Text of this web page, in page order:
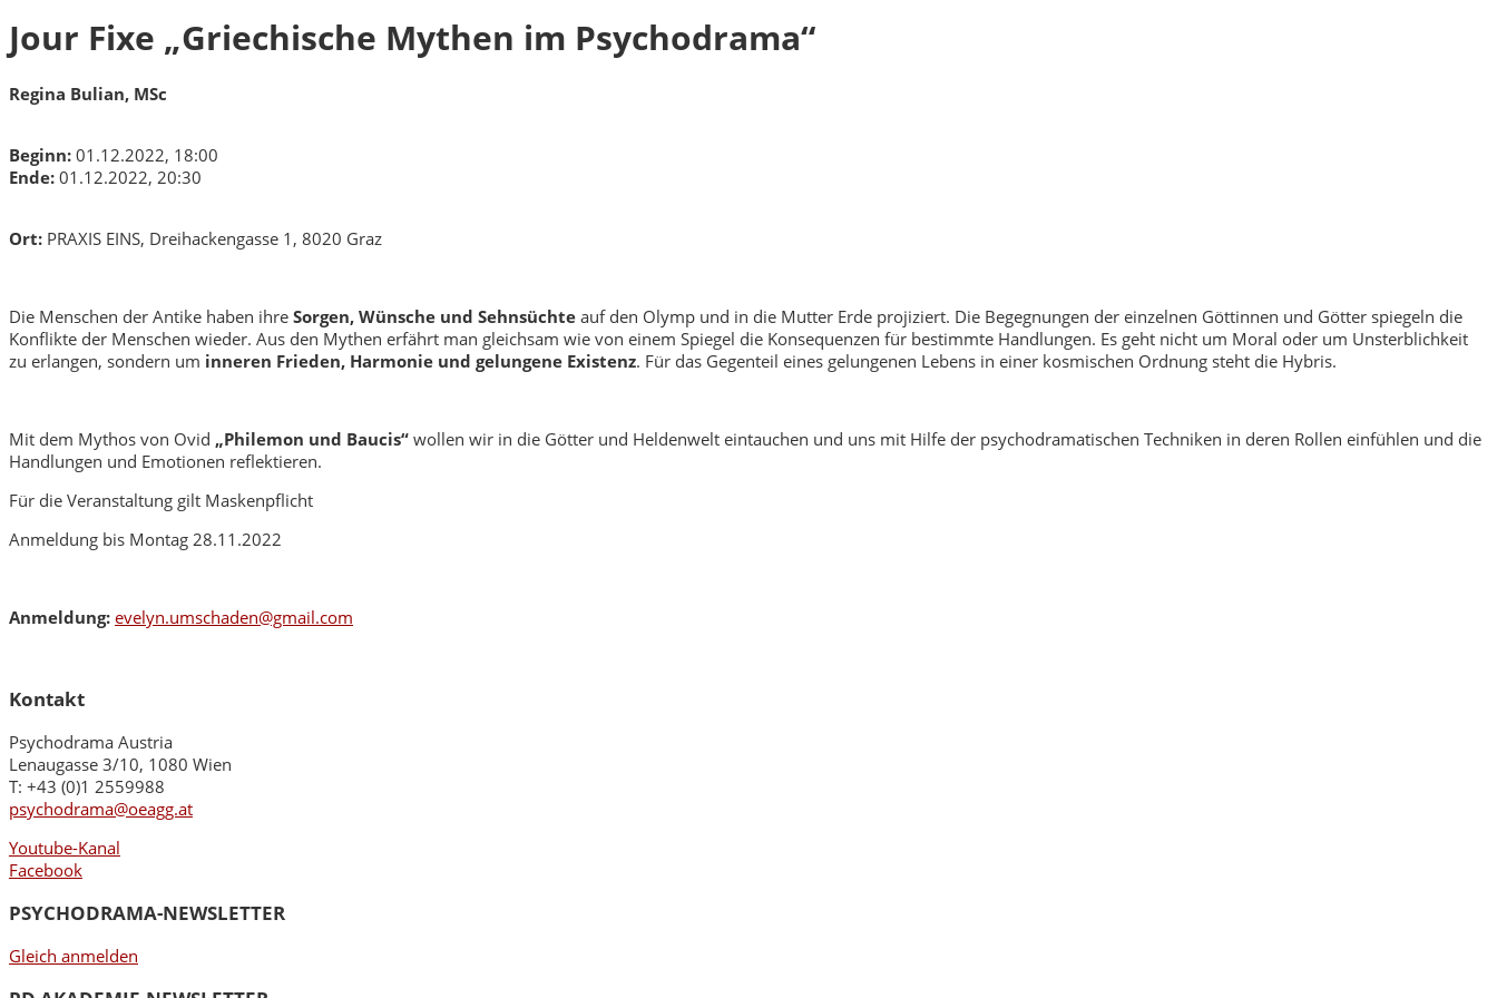
Jour Fixe „Griechische Mythen im Psychodrama“
Regina Bulian, MSc
Beginn: 01.12.2022, 18:00
Ende: 01.12.2022, 20:30
Ort: PRAXIS EINS, Dreihackengasse 1, 8020 Graz
Die Menschen der Antike haben ihre Sorgen, Wünsche und Sehnsüchte auf den Olymp und in die Mutter Erde projiziert. Die Begegnungen der einzelnen Göttinnen und Götter spiegeln die
Konflikte der Menschen wieder. Aus den Mythen erfährt man gleichsam wie von einem Spiegel die Konsequenzen für bestimmte Handlungen. Es geht nicht um Moral oder um Unsterblichkeit
zu erlangen, sondern um inneren Frieden, Harmonie und gelungene Existenz. Für das Gegenteil eines gelungenen Lebens in einer kosmischen Ordnung steht die Hybris.
Mit dem Mythos von Ovid „Philemon und Baucis“ wollen wir in die Götter und Heldenwelt eintauchen und uns mit Hilfe der psychodramatischen Techniken in deren Rollen einfühlen und die
Handlungen und Emotionen reflektieren.
Für die Veranstaltung gilt Maskenpflicht
Anmeldung bis Montag 28.11.2022
Anmeldung: evelyn.umschaden@gmail.com
Kontakt
Psychodrama Austria
Lenaugasse 3/10, 1080 Wien
T: +43 (0)1 2559988
psychodrama@oeagg.at
Youtube-Kanal
Facebook
PSYCHODRAMA-NEWSLETTER
Gleich anmelden